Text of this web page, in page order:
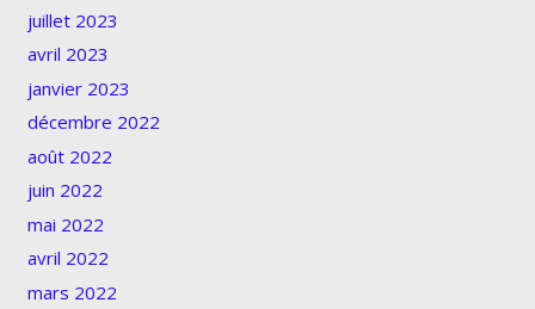
juillet 2023
avril 2023
janvier 2023
décembre 2022
août 2022
juin 2022
mai 2022
avril 2022
mars 2022